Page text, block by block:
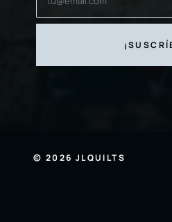
© 2026 JLQUILTS